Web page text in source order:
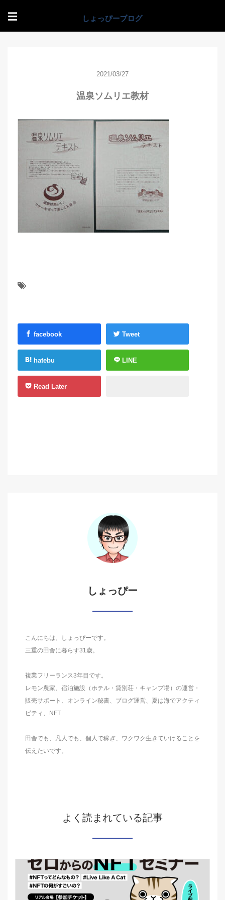
☰
2021/03/27
温泉ソムリエ教材
facebook Tweet
hatebu LINE
Read Later
しょっぴー
こんにちは。しょっぴーです。
三重の田舎に暮らす31歳。
複業フリーランス3年目です。
レモン農家、宿泊施設（ホテル・貸別荘・キャンプ場）の運営・
販売サポート、オンライン秘書、ブログ運営、夏は海でアクティ
ビティ、NFT
田舎でも、凡人でも、個人で稼ぎ、ワクワク生きていけることを
伝えたいです。
よく読まれている記事